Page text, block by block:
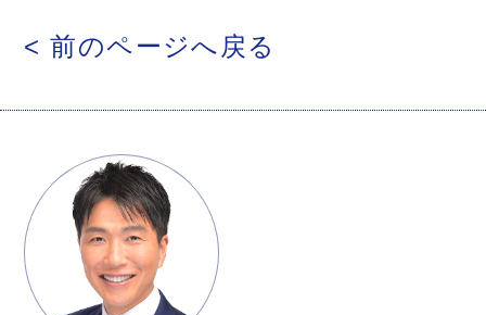
< 前のページへ戻る